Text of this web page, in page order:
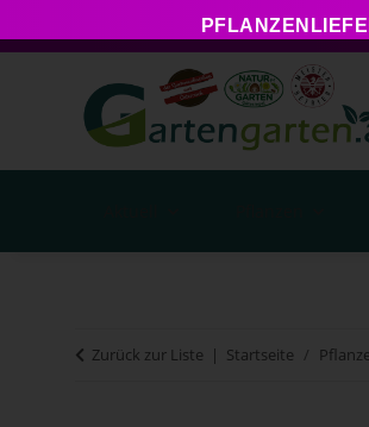
Zurück zur Liste Startseite